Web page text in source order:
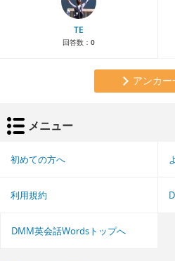
TE
回答数： 0
アンカー
メニュー
初めての方へ
利用規約
DMM英会話Wordsトップへ